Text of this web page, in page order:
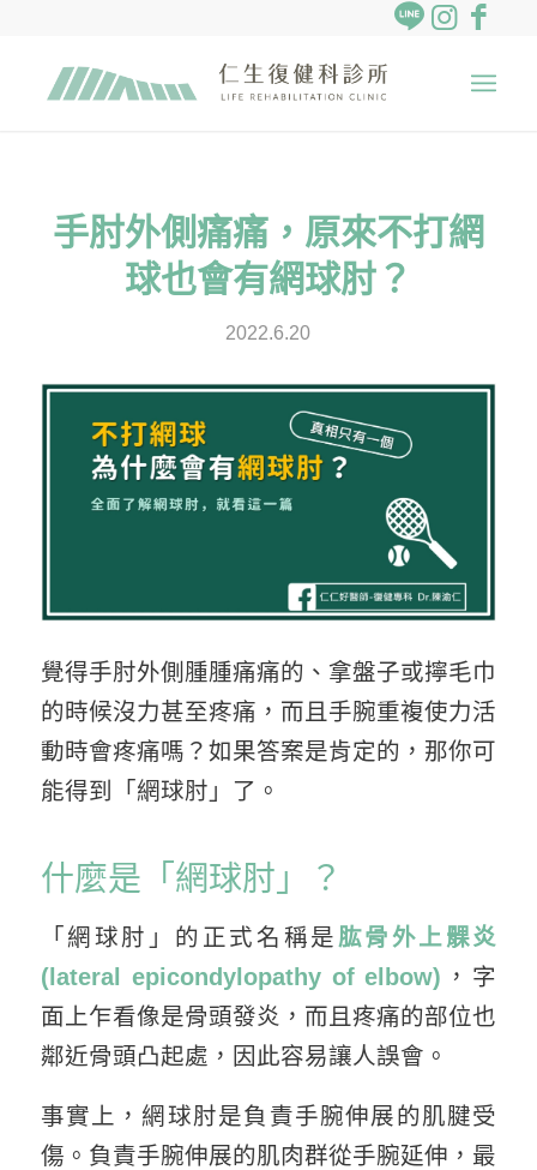
手肘外側痛痛，原來不打網
球也會有網球肘？
2022.6.20
覺得手肘外側腫腫痛痛的、拿盤子或擰毛巾
的時候沒力甚至疼痛，而且手腕重複使力活
動時會疼痛嗎？如果答案是肯定的，那你可
能得到「網球肘」了。
什麼是「網球肘」？
「網球肘」的正式名稱是 肱骨外上髁炎
(lateral epicondylopathy of elbow) ，字
面上乍看像是骨頭發炎，而且疼痛的部位也
鄰近骨頭凸起處，因此容易讓人誤會。
事實上，網球肘是負責手腕伸展的肌腱受
傷。負責手腕伸展的肌肉群從手腕延伸，最